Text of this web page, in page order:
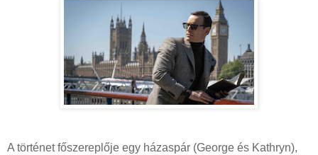
A történet főszereplője egy házaspár (George és Kathryn),